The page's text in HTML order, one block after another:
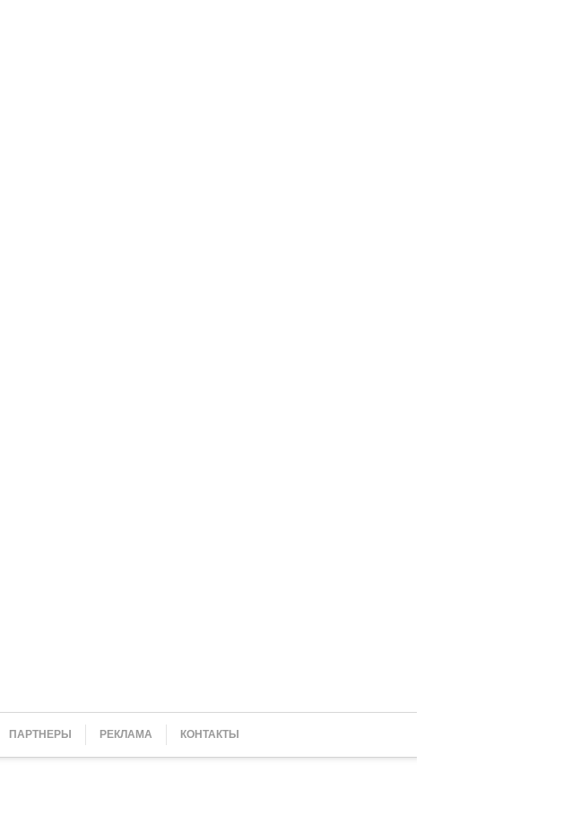
ПАРТНЕРЫ РЕКЛАМА КОНТАКТЫ